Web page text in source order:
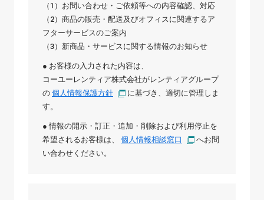
（1）お問い合わせ・ご依頼等への内容確認、対応
（2）商品の販売・配送及びオフィスに関連するア
フターサービスのご案内
（3）新商品・サービスに関する情報のお知らせ
● お客様の入力された内容は、
コーユーレンティア株式会社がレンティアグループ
の 個人情報保護方針
に基づき、適切に管理しま
す。
● 情報の開示・訂正・追加・削除および利用停止を
希望されるお客様は、 個人情報相談窓口
へお問
い合わせください。